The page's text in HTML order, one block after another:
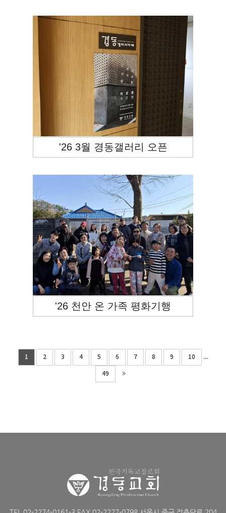
'26 3월 경동갤러리 오픈
'26 천안 온 가족 평화기행
1 2 3 4 5 6 7 8 9 10 ...
49